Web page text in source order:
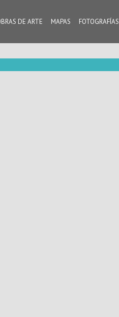
DE ARTE MAPAS FOTOGRAFÍAS